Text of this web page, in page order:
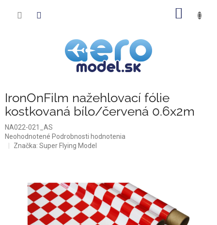
IronOnFilm nažehlovací fólie
kostkovaná bílo/červená 0.6x2m
NA022-021_AS
Priemerné
hodnotenie
hviezdičiek.
Neohodnotené Podrobnosti hodnotenia
Značka: Super Flying Model